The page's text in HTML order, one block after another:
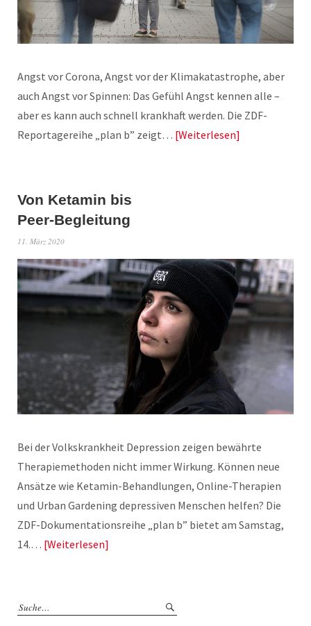
Angst vor Corona, Angst vor der Klimakatastrophe, aber
auch Angst vor Spinnen: Das Gefühl Angst kennen alle –
aber es kann auch schnell krankhaft werden. Die ZDF-
Reportagereihe „plan b” zeigt… Weiterlesen
Von Ketamin bis
Peer-Begleitung
11. März 2020
Bei der Volkskrankheit Depression zeigen bewährte
Therapiemethoden nicht immer Wirkung. Können neue
Ansätze wie Ketamin-Behandlungen, Online-Therapien
und Urban Gardening depressiven Menschen helfen? Die
ZDF-Dokumentationsreihe „plan b” bietet am Samstag,
14.… Weiterlesen